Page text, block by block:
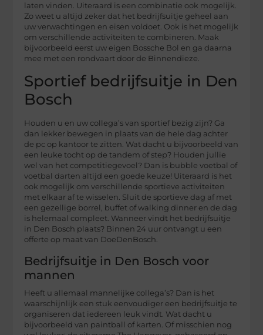
laten vinden. Uiteraard is een combinatie ook mogelijk.
Zo weet u altijd zeker dat het bedrijfsuitje geheel aan
uw verwachtingen en eisen voldoet. Ook is het mogelijk
om verschillende activiteiten te combineren. Maak
bijvoorbeeld eerst uw eigen Bossche Bol en ga daarna
mee met een rondvaart door de Binnendieze.
Sportief bedrijfsuitje in Den
Bosch
Houden u en uw collega’s van sportief bezig zijn? Ga
dan lekker bewegen in plaats van de hele dag achter
de pc op kantoor te zitten. Wat dacht u bijvoorbeeld van
een leuke tocht op de tandem of step? Houden jullie
wel van het competitiegevoel? Dan is bubble voetbal of
voetbal darten altijd een goede keuze! Uiteraard is het
ook mogelijk om verschillende sportieve activiteiten
met elkaar af te wisselen. Sluit de sportieve dag af met
een gezellige borrel, buffet of walking dinner en de dag
is helemaal compleet. Wanneer vindt het bedrijfsuitje
in Den Bosch plaats? Binnen 24 uur ontvangt u een
offerte op maat van DoeDenBosch.
Bedrijfsuitje in Den Bosch voor
mannen
Heeft u allemaal mannelijke collega’s? Dan is het
waarschijnlijk een stuk eenvoudiger een bedrijfsuitje te
organiseren dat iedereen leuk vindt. Wat dacht u
bijvoorbeeld van paintball of karten. Of misschien nog